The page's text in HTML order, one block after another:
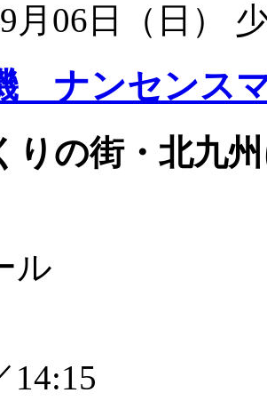
月06日（日）
ナンセンス
りの街・北九
ル
14:15